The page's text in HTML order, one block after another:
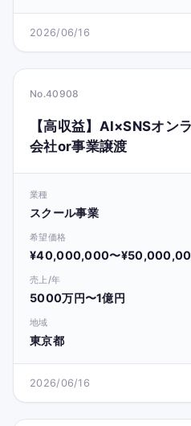
2026/06/16
No.40908
【高収益】AI×SNSオン
会社or事業譲渡
業種
スクール事業
希望価格
¥40,000,000〜
売上/年
5000万円〜1億円
地域
東京都
2026/06/16